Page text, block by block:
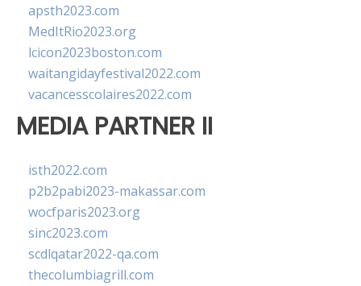
apsth2023.com
MedItRio2023.org
lcicon2023boston.com
waitangidayfestival2022.com
vacancesscolaires2022.com
MEDIA PARTNER II
isth2022.com
p2b2pabi2023-makassar.com
wocfparis2023.org
sinc2023.com
scdlqatar2022-qa.com
thecolumbiagrill.com